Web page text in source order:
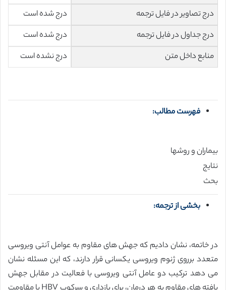
درج تصاویر در فایل ترجمه
درج شده است
درج جداول در فایل ترجمه
درج شده است
منابع داخل متن
درج نشده است
فهرست مطالب:
بیماران و روشها
نتایج
بحث
بخشی از ترجمه:
در خاتمه، نشان دادیم که جهش های مقاوم به عوامل آنتی ویروسی
متعدد برروی ژنوم ویروسی یکسانی قرار دارند، که این مسئله نشان
می دهد ترکیب دو عامل آنتی ویروسی با فعالیت در مقابل جهش